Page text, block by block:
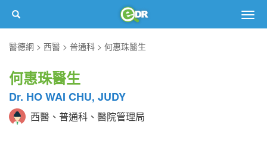
醫德網
西醫 普通科 何惠珠醫生
何惠珠醫生
Dr. HO WAI CHU, JUDY
西醫、普通科、醫院管理局